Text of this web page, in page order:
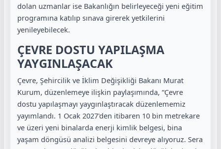
dolan uzmanlar ise Bakanlığın belirleyeceği yeni eğitim
programına katılıp sınava girerek yetkilerini
yenileyebilecek.
ÇEVRE DOSTU YAPILAŞMA
YAYGINLAŞACAK
Çevre, Şehircilik ve İklim Değişikliği Bakanı Murat
Kurum, düzenlemeye ilişkin paylaşımında, “Çevre
dostu yapılaşmayı yaygınlaştıracak düzenlememiz
yayımlandı. 1 Ocak 2027'den itibaren 10 bin metrekare
ve üzeri yeni binalarda enerji kimlik belgesi, bina
yaşam döngüsü analizi belgesini devreye alıyoruz. Sera